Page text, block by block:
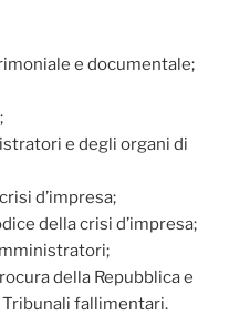
e documentale;
e degli organi di
d’impresa;
della crisi d’impresa;
della Repubblica e
fallimentari.